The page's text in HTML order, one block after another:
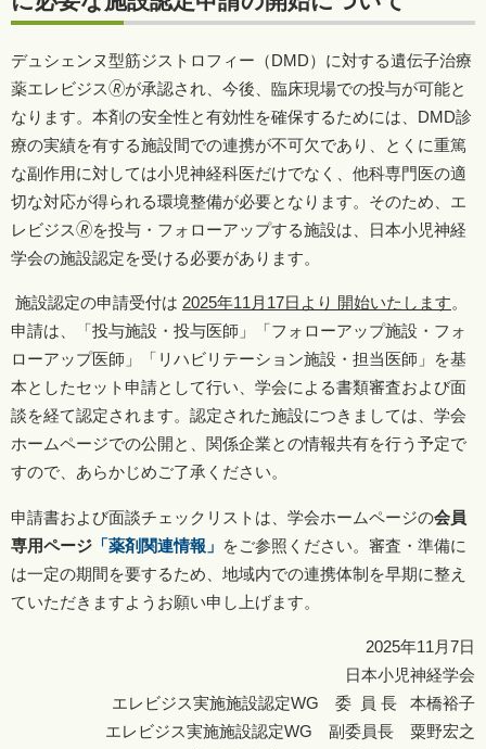
デュシェンヌ型筋ジストロフィー（DMD）に対する遺伝子治療
薬エレビジス🄬が承認され、今後、臨床現場での投与が可能と
なります。本剤の安全性と有効性を確保するためには、DMD診
療の実績を有する施設間での連携が不可欠であり、とくに重篤
な副作用に対しては小児神経科医だけでなく、他科専門医の適
切な対応が得られる環境整備が必要となります。そのため、エ
レビジス🄬を投与・フォローアップする施設は、日本小児神経
学会の施設認定を受ける必要があります。
施設認定の申請受付は 2025年11月17日より 開始いたします。
申請は、「投与施設・投与医師」「フォローアップ施設・フォ
ローアップ医師」「リハビリテーション施設・担当医師」を基
本としたセット申請として行い、学会による書類審査および面
談を経て認定されます。認定された施設につきましては、学会
ホームページでの公開と、関係企業との情報共有を行う予定で
すので、あらかじめご了承ください。
申請書および面談チェックリストは、学会ホームページの会員
専用ページ 「薬剤関連情報」 をご参照ください。審査・準備に
は一定の期間を要するため、地域内での連携体制を早期に整え
ていただきますようお願い申し上げます。
2025年11月7日
日本小児神経学会
エレビジス実施施設認定WG 委 員 長 本橋裕子
エレビジス実施施設認定WG 副委員長 粟野宏之